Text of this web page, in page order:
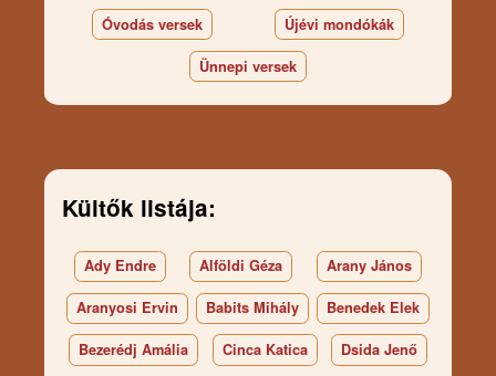
Óvodás versek Újévi mondókák
Ünnepi versek
Kültők listája:
Ady Endre Alföldi Géza Arany János
Aranyosi Ervin Babits Mihály Benedek Elek
Bezerédj Amália Cinca Katica Dsida Jenő